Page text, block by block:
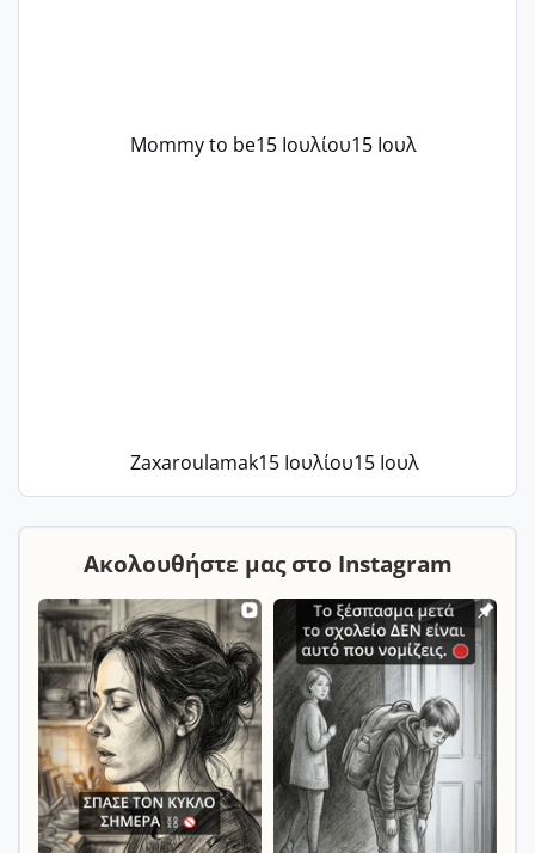
Mommy to be15 Ιουλίου15 Ιουλ
Zaxaroulamak15 Ιουλίου15 Ιουλ
Ακολουθήστε μας στο Instagram